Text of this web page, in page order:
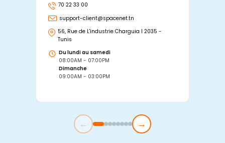
70 22 33 00
support-client@spacenet.tn
56, Rue de L'industrie Charguia I 2035 -
Tunis
Du lundi au samedi
08:00AM - 07:00PM
Dimanche
09:00AM - 03:00PM
← →